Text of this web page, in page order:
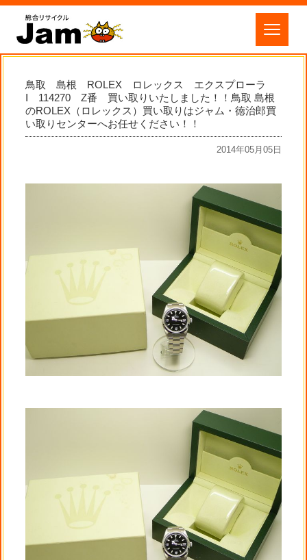
鳥取 島根 ROLEX ロレックス エクスプローラ
Ⅰ 114270 Z番 買い取りいたしました！！鳥取 島根
のROLEX（ロレックス）買い取りはジャム・徳治郎買
い取りセンターへお任せください！！
2014年05月05日